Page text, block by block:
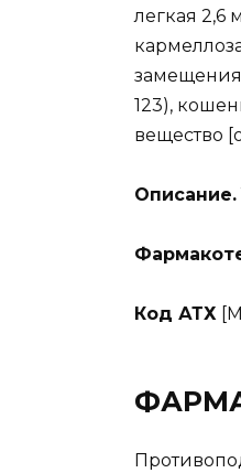
легкая 2,6
замещения
123),
вещество
Описание.
Код АТХ